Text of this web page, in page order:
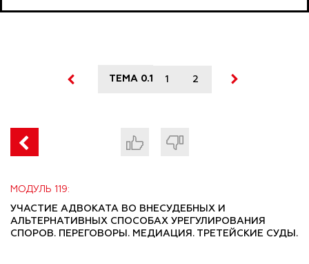
ТЕМА 0.1 1 2
МОДУЛЬ 119:
УЧАСТИЕ АДВОКАТА ВО ВНЕСУДЕБНЫХ И
АЛЬТЕРНАТИВНЫХ СПОСОБАХ УРЕГУЛИРОВАНИЯ
СПОРОВ. ПЕРЕГОВОРЫ. МЕДИАЦИЯ. ТРЕТЕЙСКИЕ СУДЫ.